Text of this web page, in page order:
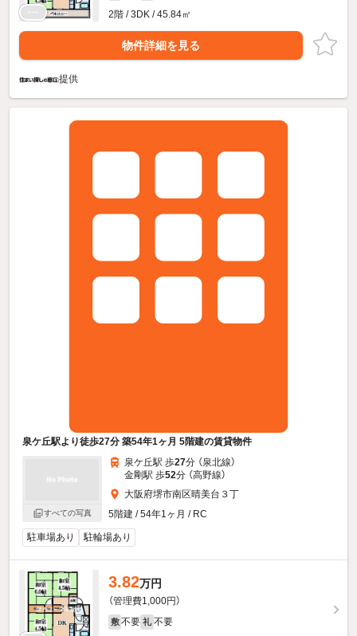
2階 / 3DK / 45.84㎡
物件詳細を見る
提供
泉ケ丘駅より徒歩27分 築54年1ヶ月 5階建の賃貸物件
すべての写真
泉ケ丘駅 歩27分 （泉北線）
金剛駅 歩52分 （高野線）
大阪府堺市南区晴美台３丁
5階建 / 54年1ヶ月 / RC
駐車場あり 駐輪場あり
3.82万円
（管理費1,000円）
敷 不要 礼 不要